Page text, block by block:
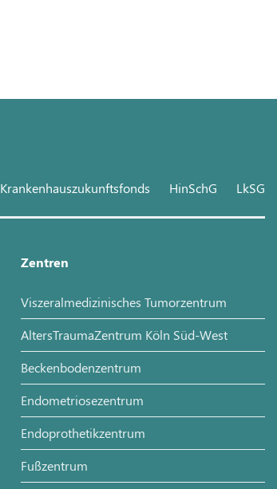
Krankenhauszukunftsfonds HinSchG LkSG
Zentren
Viszeralmedizinisches Tumorzentrum
AltersTraumaZentrum Köln Süd-West
Beckenbodenzentrum
Endometriosezentrum
Endoprothetikzentrum
Fußzentrum